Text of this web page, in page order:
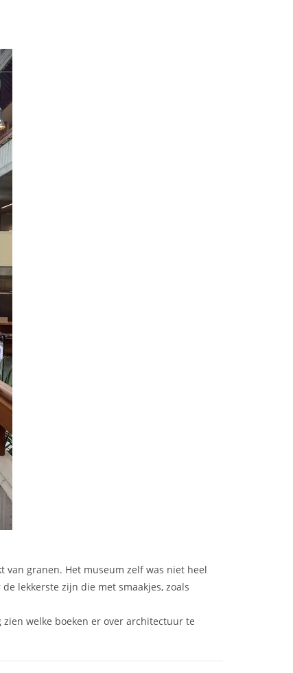
van granen. Het museum zelf was niet heel
lekkerste zijn die met smaakjes, zoals
welke boeken er over architectuur te